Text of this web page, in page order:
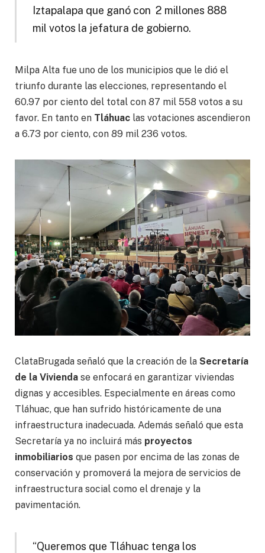
Iztapalapa que ganó con 2 millones 888
mil votos la jefatura de gobierno.
Milpa Alta fue uno de los municipios que le dió el
triunfo durante las elecciones, representando el
60.97 por ciento del total con 87 mil 558 votos a su
favor. En tanto en Tláhuac las votaciones ascendieron
a 6.73 por ciento, con 89 mil 236 votos.
ClataBrugada señaló que la creación de la Secretaría
de la Vivienda se enfocará en garantizar viviendas
dignas y accesibles. Especialmente en áreas como
Tláhuac, que han sufrido históricamente de una
infraestructura inadecuada. Además señaló que esta
Secretaría ya no incluirá más proyectos
inmobiliarios que pasen por encima de las zonas de
conservación y promoverá la mejora de servicios de
infraestructura social como el drenaje y la
pavimentación.
“Queremos que Tláhuac tenga los